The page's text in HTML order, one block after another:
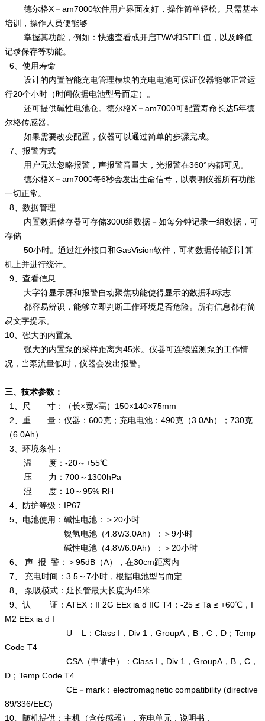
德尔格X－am7000软件用户界面友好，操作简单轻松。只需基本
培训，操作人员便能够
掌握其功能，例如：快速查看或开启TWA和STEL值，以及峰值
记录保存等功能。
6、使用寿命
设计的内置智能充电管理模块的充电电池可保证仪器能够正常运
行20个小时（时间依据电池型号而定）。
还可提供碱性电池仓。德尔格X－am7000可配置寿命长达5年德
尔格传感器。
如果需要改变配置，仪器可以通过简单的步骤完成。
7、报警方式
用户无法忽略报警，声报警音量大，光报警在360°内都可见。
德尔格X－am7000每6秒会发出生命信号，以表明仪器所有功能
一切正常。
8、数据管理
内置数据储存器可存储3000组数据－如每分钟记录一组数据，可
存储
50小时。通过红外接口和GasVision软件，可将数据传输到计算
机上并进行统计。
9、查看信息
大字符显示屏和报警自动聚焦功能使得显示的数据和标志
都容易辨识，能够立即判断工作环境是否危险。所有信息都有简
易文字提示。
10、强大的内置泵
强大的内置泵的采样距离为45米。仪器可连续监测泵的工作情
况，当泵流量低时，仪器会发出报警。
三、技术参数：
1、尺 寸：（长×宽×高）150×140×75mm
2、重 量：仪器：600克；充电电池：490克（3.0Ah）；730克
（6.0Ah）
3、环境条件：
温 度：-20～+55℃
压 力：700～1300hPa
湿 度：10～95% RH
4、防护等级：IP67
5、电池使用：碱性电池：＞20小时
镍氢电池（4.8V/3.0Ah）：＞9小时
碱性电池（4.8V/6.0Ah）：＞20小时
6、 声 报 警：＞95dB（A），在30cm距离内
7、 充电时间：3.5～7小时，根据电池型号而定
8、 泵吸模式：延长管最大长度为45米
9、认 证：ATEX：II 2G EEx ia d IIC T4；-25 ≤ Ta ≤ +60℃，I
M2 EEx ia d I
U L：Class I，Div 1，GroupA，B，C，D；Temp
Code T4
CSA（申请中）：Class I，Div 1，GroupA，B，C，
D；Temp Code T4
CE－mark：electromagnetic compatibility (directive
89/336/EEC)
10、随机提供：主机（含传感器），充电单元，说明书，